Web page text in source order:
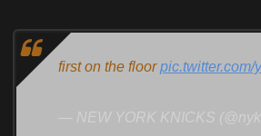
first on the floorpic.twitter.com/
— NEW YORK KNICKS